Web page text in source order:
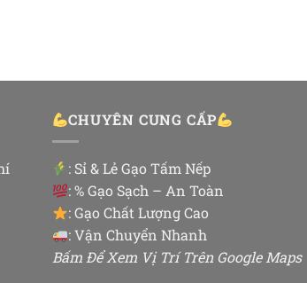
CHUYÊN CUNG CẤP
: Sỉ & Lẻ Gạo Tấm Nếp
: % Gạo Sạch – An Toàn
: Gạo Chất Lượng Cao
: Vận Chuyển Nhanh
Bấm Để Xem Vị Trí Trên Google Maps